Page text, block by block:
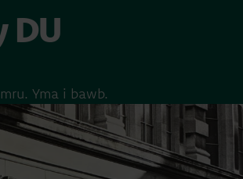
DU
Yma i bawb.